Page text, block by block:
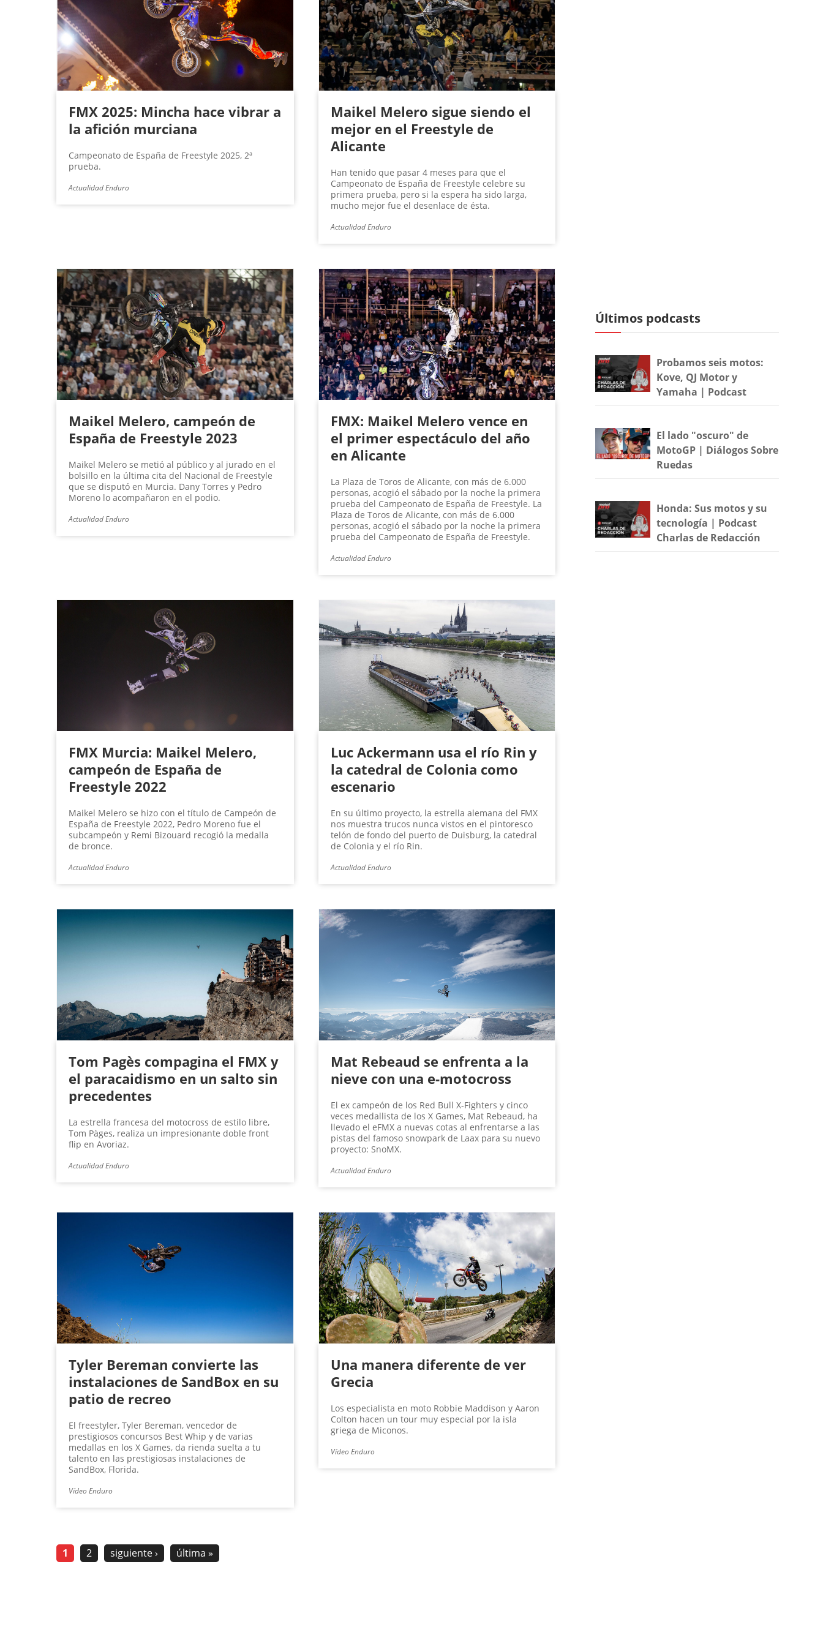
FMX 2025: Mincha hace vibrar a
la afición murciana
Campeonato de España de Freestyle 2025, 2ª
prueba.
Actualidad Enduro
Maikel Melero sigue siendo el
mejor en el Freestyle de
Alicante
Han tenido que pasar 4 meses para que el
Campeonato de España de Freestyle celebre su
primera prueba, pero si la espera ha sido larga,
mucho mejor fue el desenlace de ésta.
Actualidad Enduro
Maikel Melero, campeón de
España de Freestyle 2023
Maikel Melero se metió al público y al jurado en el
bolsillo en la última cita del Nacional de Freestyle
que se disputó en Murcia. Dany Torres y Pedro
Moreno lo acompañaron en el podio.
Actualidad Enduro
FMX: Maikel Melero vence en
el primer espectáculo del año
en Alicante
La Plaza de Toros de Alicante, con más de 6.000
personas, acogió el sábado por la noche la primera
prueba del Campeonato de España de Freestyle. La
Plaza de Toros de Alicante, con más de 6.000
personas, acogió el sábado por la noche la primera
prueba del Campeonato de España de Freestyle.
Actualidad Enduro
FMX Murcia: Maikel Melero,
campeón de España de
Freestyle 2022
Maikel Melero se hizo con el título de Campeón de
España de Freestyle 2022, Pedro Moreno fue el
subcampeón y Remi Bizouard recogió la medalla
de bronce.
Actualidad Enduro
Luc Ackermann usa el río Rin y
la catedral de Colonia como
escenario
En su último proyecto, la estrella alemana del FMX
nos muestra trucos nunca vistos en el pintoresco
telón de fondo del puerto de Duisburg, la catedral
de Colonia y el río Rin.
Actualidad Enduro
Tom Pagès compagina el FMX y
el paracaidismo en un salto sin
precedentes
La estrella francesa del motocross de estilo libre,
Tom Pàges, realiza un impresionante doble front
flip en Avoriaz.
Actualidad Enduro
Mat Rebeaud se enfrenta a la
nieve con una e-motocross
El ex campeón de los Red Bull X-Fighters y cinco
veces medallista de los X Games, Mat Rebeaud, ha
llevado el eFMX a nuevas cotas al enfrentarse a las
pistas del famoso snowpark de Laax para su nuevo
proyecto: SnoMX.
Actualidad Enduro
Tyler Bereman convierte las
instalaciones de SandBox en su
patio de recreo
El freestyler, Tyler Bereman, vencedor de
prestigiosos concursos Best Whip y de varias
medallas en los X Games, da rienda suelta a tu
talento en las prestigiosas instalaciones de
SandBox, Florida.
Vídeo Enduro
Una manera diferente de ver
Grecia
Los especialista en moto Robbie Maddison y Aaron
Colton hacen un tour muy especial por la isla
griega de Miconos.
Vídeo Enduro
1 2 siguiente › última »
Últimos podcasts
Probamos seis motos:
Kove, QJ Motor y
Yamaha | Podcast
El lado "oscuro" de
MotoGP | Diálogos Sobre
Ruedas
Honda: Sus motos y su
tecnología | Podcast
Charlas de Redacción